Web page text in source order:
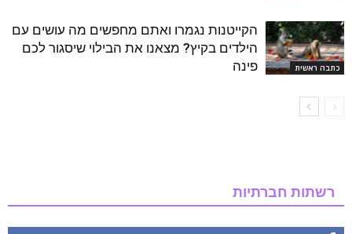
כתבה ראשית
הקייטנות נגמרו ואתם מחפשים מה עושים עם
הילדים בקיץ? מצאנו את הבילוי שיסגור לכם
פינה
רשתות חברתיות